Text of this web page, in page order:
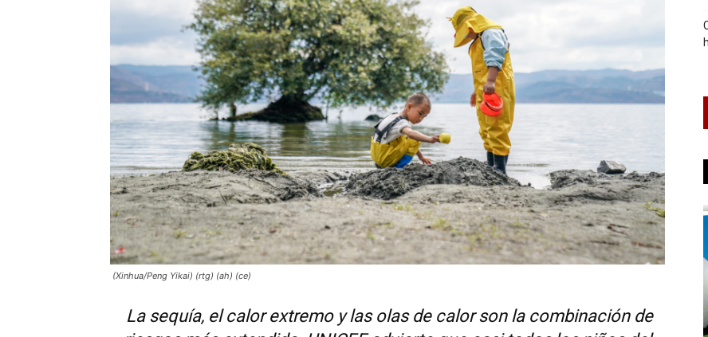
(Xinhua/Peng Yikai) (rtg) (ah) (ce)
La sequía, el calor extremo y las olas de calor son la combinación de